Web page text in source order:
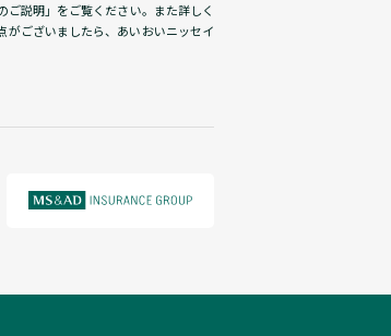
説明」をご覧ください。また詳しく
ございましたら、あいおいニッセイ